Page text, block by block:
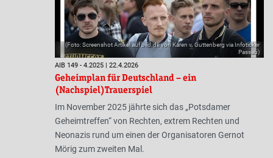
(Foto: Screenshot Artikel auf bild.de von Karen v. Guttenberg via Infoticker
Passau)
AIB 149 - 4.2025 | 22.4.2026
Geheimplan für Deutschland – ein
(Nachspiel)Trauerspiel
Im November 2025 jährte sich das „Potsdamer
Geheimtreffen“ von Rechten, extrem Rechten und
Neonazis rund um einen der Organisatoren Gernot
Mörig zum zweiten Mal.